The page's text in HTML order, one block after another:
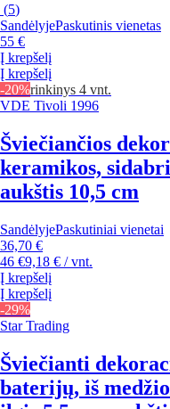
(5)
SandėlyjePaskutinis vienetas
55 €
Į krepšelį
Į krepšelį
-20%rinkinys 4 vnt.
VDE Tivoli 1996
Šviečiančios
keramikos,
aukštis 10,5 cm
SandėlyjePaskutiniai vienetai
36,70 €
46 €9,18 € / vnt.
Į krepšelį
Į krepšelį
-29%
Star Trading
Šviečianti
baterijų, iš